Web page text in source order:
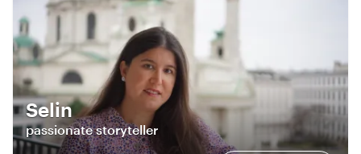
Selin
passionate storyteller